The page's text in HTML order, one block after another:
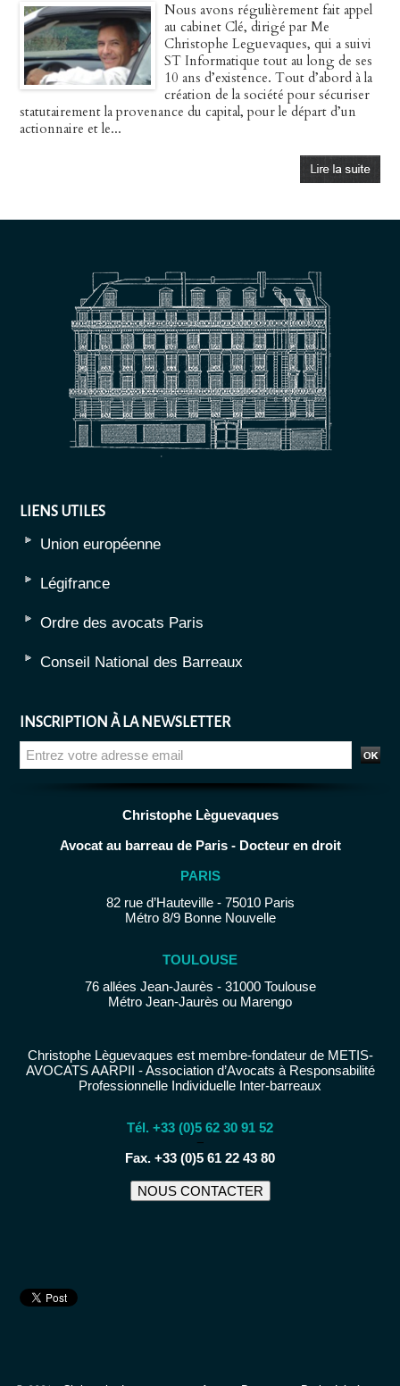
Nous avons régulièrement fait appel
au cabinet Clé, dirigé par Me
Christophe Leguevaques, qui a suivi
ST Informatique tout au long de ses
10 ans d’existence. Tout d’abord à la
création de la société pour sécuriser
statutairement la provenance du capital, pour le départ d’un
actionnaire et le...
LIENS UTILES
Union européenne
Légifrance
Ordre des avocats Paris
Conseil National des Barreaux
INSCRIPTION À LA NEWSLETTER
Christophe Lèguevaques
Avocat au barreau de Paris - Docteur en droit
PARIS
82 rue d’Hauteville - 75010 Paris
Métro 8/9 Bonne Nouvelle
TOULOUSE
76 allées Jean-Jaurès - 31000 Toulouse
Métro Jean-Jaurès ou Marengo
Christophe Lèguevaques est membre-fondateur de METIS-
AVOCATS AARPII - Association d’Avocats à Responsabilité
Professionnelle Individuelle Inter-barreaux
Tél. +33 (0)5 62 30 91 52
−
Fax. +33 (0)5 61 22 43 80
NOUS CONTACTER